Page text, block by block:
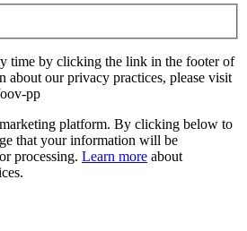
time by clicking the link in the footer of
about our privacy practices, please visit
pp
platform. By clicking below to
that your information will be
processing. Learn more about